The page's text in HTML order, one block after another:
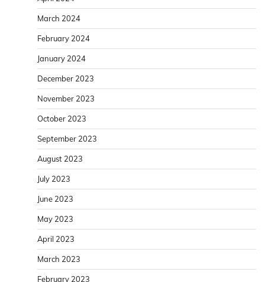
March 2024
February 2024
January 2024
December 2023
November 2023
October 2023
September 2023
August 2023
July 2023
June 2023
May 2023
April 2023
March 2023
February 2023